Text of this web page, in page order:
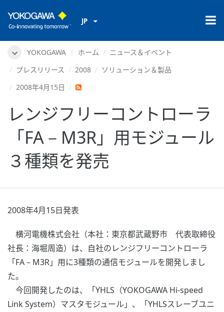
JP
YOKOGAWA ホーム
ニュース＆イベント
プレスリリース
2008
ソリューション＆製品
2008年4月15日
レンジフリーコントローラ
「FA－M3R」用モジュール
３種類を発売
2008年4月15日発表
横河電機株式会社（本社：東京都武蔵野市 代表取締役
社長：海堀周造）は、自社のレンジフリーコントローラ
「FA－M3R」用に3種類の通信モジュールを開発しまし
た。
今回開発したのは、「YHLS（YOKOGAWA Hi-speed
Link System）マスタモジュール」、「YHLSスレーブユニ